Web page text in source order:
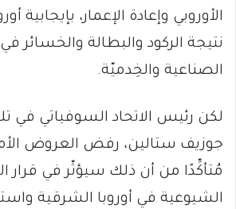
الأوروبي وإعادة الإعمار، بإيجابية
نتيجة الركود والبطالة والخسائر في
الصناعية والخِدميّة.
لكن رئيس الاتحاد السوفياتي في
جوزيف ستالين، رفض العروض
مُتأكِّدًا من أن ذلك سيؤثّر في قرار
الشيوعية في أوروبا الشرقية